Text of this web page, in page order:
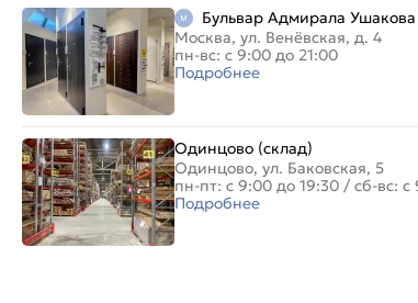
Бульвар Адмирала Ушакова
Москва, ул. Венёвская, д. 4
пн-вс: с 9:00 до 21:00
Подробнее
Одинцово (склад)
Одинцово, ул. Баковская, 5
пн-пт: с 9:00 до 19:30 / сб-вс: с
Подробнее